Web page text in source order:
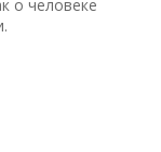
о человеке